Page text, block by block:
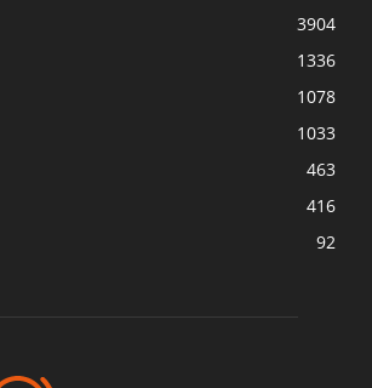
3904
1336
1078
1033
463
416
92